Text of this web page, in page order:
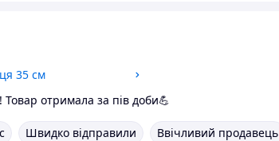
35 см
отримала за пів доби💪
Швидко відправили Ввічливий продавець